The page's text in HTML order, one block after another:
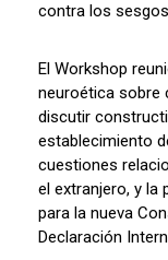
contra los
El Workshop
neuroética sobre
discutir
establecimiento
cuestiones
el extranjero, y la
para la nueva
Declaración